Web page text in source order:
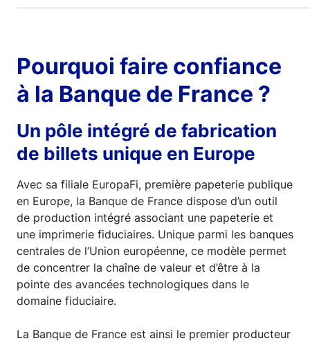
Pourquoi faire confiance
à la Banque de France ?
Un pôle intégré de fabrication
de billets unique en Europe
Avec sa filiale EuropaFi, première papeterie publique
en Europe, la Banque de France dispose d’un outil
de production intégré associant une papeterie et
une imprimerie fiduciaires. Unique parmi les banques
centrales de l’Union européenne, ce modèle permet
de concentrer la chaîne de valeur et d’être à la
pointe des avancées technologiques dans le
domaine fiduciaire.
La Banque de France est ainsi le premier producteur